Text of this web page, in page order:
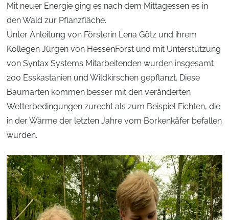
Mit neuer Energie ging es nach dem Mittagessen es in
den Wald zur Pflanzfläche.
Unter Anleitung von Försterin Lena Götz und ihrem
Kollegen Jürgen von HessenForst und mit Unterstützung
von Syntax Systems Mitarbeitenden wurden insgesamt
200 Esskastanien und Wildkirschen gepflanzt. Diese
Baumarten kommen besser mit den veränderten
Wetterbedingungen zurecht als zum Beispiel Fichten, die
in der Wärme der letzten Jahre vom Borkenkäfer befallen
wurden.